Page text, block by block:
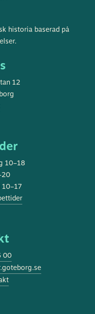
historia baserad på
12
10–18
10–17
00